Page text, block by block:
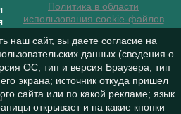
Политика в области
использования cookie-файлов
наш сайт, вы даете согласие на
данных (сведения о
ОС; тип и версия Браузера; тип
экрана; источник откуда пришел
сайта или по какой рекламе; язык
открывает и на какие кнопки